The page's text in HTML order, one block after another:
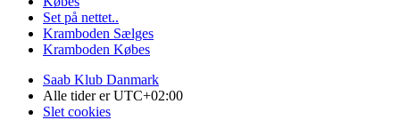
Set på nettet..
Kramboden Sælges
Kramboden Købes
Saab Klub Danmark
Alle tider erUTC+02:00
Slet cookies